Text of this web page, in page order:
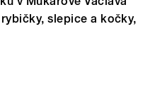
slepice a kočky,